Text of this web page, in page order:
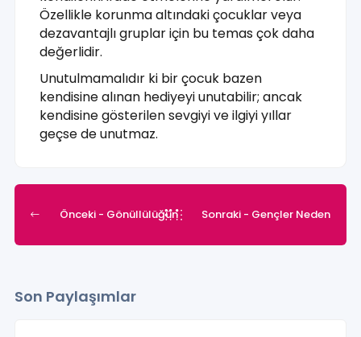
Özellikle korunma altındaki çocuklar veya
dezavantajlı gruplar için bu temas çok daha
değerlidir.
Unutulmamalıdır ki bir çocuk bazen
kendisine alınan hediyeyi unutabilir; ancak
kendisine gösterilen sevgiyi ve ilgiyi yıllar
geçse de unutmaz.
Önceki - Gönüllülüğün Sonraki - Gençler Neden
Son Paylaşımlar